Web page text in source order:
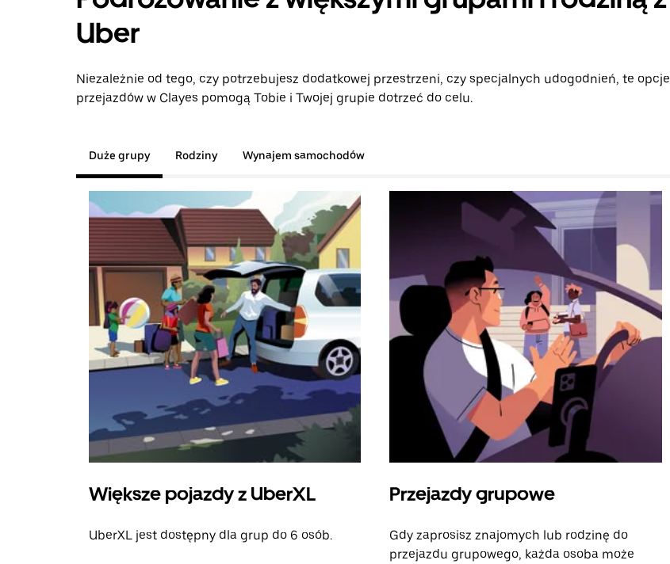
Uber
Niezależnie od tego, czy potrzebujesz dodatkowej przestrzeni, czy specjalnych udogodnień, te opcje
przejazdów w Clayes pomogą Tobie i Twojej grupie dotrzeć do celu.
Duże grupy Rodziny Wynajem samochodów
Większe pojazdy z UberXL
UberXL jest dostępny dla grup do 6 osób.
Przejazdy grupowe
Gdy zaprosisz znajomych lub rodzinę do
przejazdu grupowego, każda osoba może